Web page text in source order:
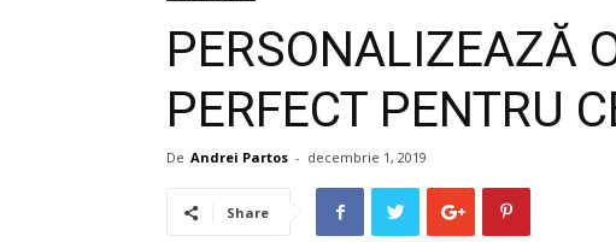
PERSONALIZEAZĂ
PERFECT PENTRU
De Andrei Partos - decembrie 1, 2019
Share